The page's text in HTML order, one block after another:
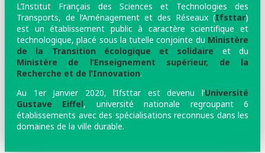
L’Institut Français des Sciences et Technologies des
Transports, de l’Aménagement et des Réseaux (Ifsttar)
est un établissement public à caractère scientifique et
technologique, placé sous la tutelle conjointe du Ministère
de la Transition écologique et solidaire et du
Ministère de l’Enseignement supérieur, de la
Recherche et de l’Innovation.
Au 1er Janvier 2020, l’Ifsttar est devenu l’Université
Gustave Eiffel, université nationale regroupant 6
établissements avec des spécialisations reconnues dans les
domaines de la ville durable.